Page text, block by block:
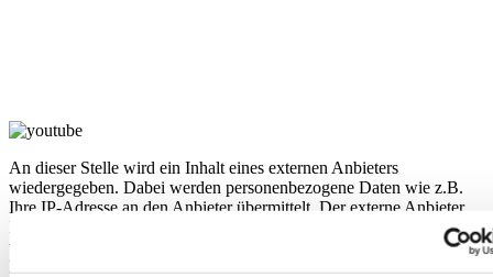
An dieser Stelle wird ein Inhalt eines externen Anbieters
wiedergegeben. Dabei werden personenbezogene Daten wie z.B.
Ihre IP-Adresse an den Anbieter übermittelt. Der externe Anbieter
kann diese auch dazu verwenden, Ihr Nutzungsverhalten mithilfe
von Cookies oder anderen Tracking-Technologien zu
Marktforschungs- und Marketingzwecken zu analysieren.